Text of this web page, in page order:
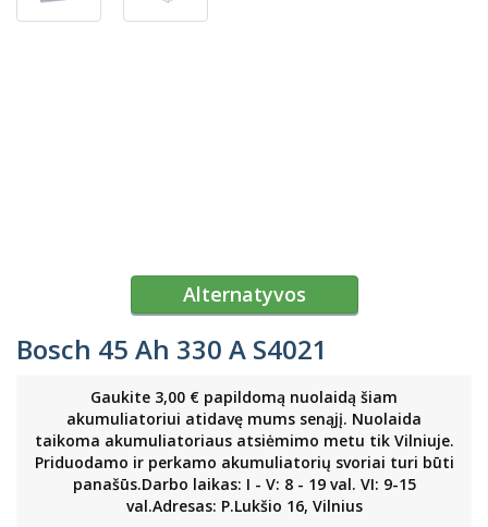
Alternatyvos
Bosch 45 Ah 330 A S4021
Gaukite 3,00 € papildomą nuolaidą šiam
akumuliatoriui atidavę mums senąjį. Nuolaida
taikoma akumuliatoriaus atsiėmimo metu tik Vilniuje.
Priduodamo ir perkamo akumuliatorių svoriai turi būti
panašūs.Darbo laikas: I - V: 8 - 19 val. VI: 9-15
val.Adresas: P.Lukšio 16, Vilnius